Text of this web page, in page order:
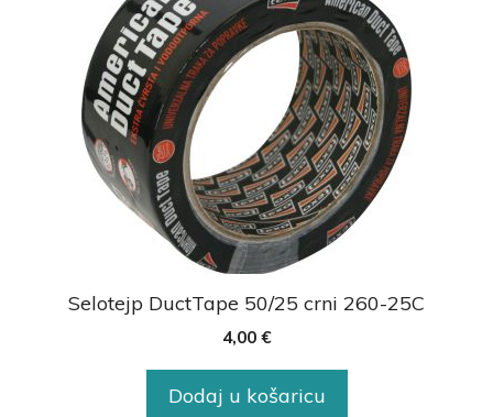
Selotejp DuctTape 50/25 crni 260-25C
4,00 €
Dodaj u košaricu